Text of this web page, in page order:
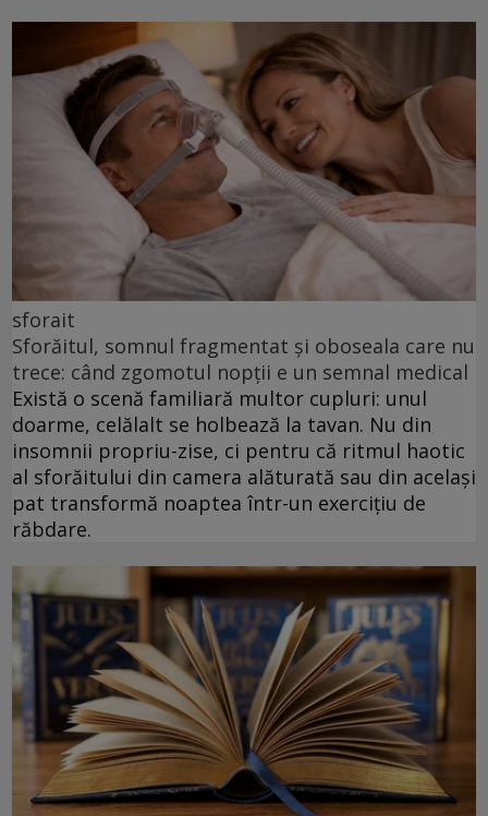
sforait
Sforăitul, somnul fragmentat și oboseala care nu
trece: când zgomotul nopții e un semnal medical
Există o scenă familiară multor cupluri: unul
doarme, celălalt se holbează la tavan. Nu din
insomnii propriu-zise, ci pentru că ritmul haotic
al sforăitului din camera alăturată sau din același
pat transformă noaptea într-un exercițiu de
răbdare.